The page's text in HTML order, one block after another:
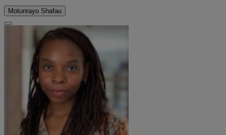
Motunrayo Shafau